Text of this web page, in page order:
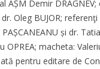
AȘM Demir
Oleg BUJOR;
și dr.
macheta:
pentru editare de